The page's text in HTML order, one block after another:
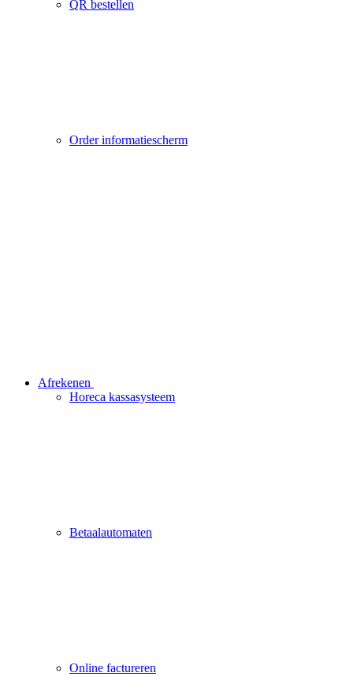
QR bestellen
Order informatiescherm
Afrekenen
Horeca kassasysteem
Betaalautomaten
Online factureren